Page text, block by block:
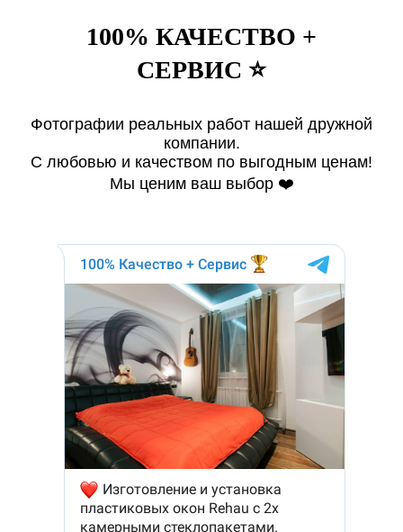
100% КАЧЕСТВО +
СЕРВИС ⭐️
Фотографии реальных работ нашей дружной
компании.
С любовью и качеством по выгодным ценам!
Мы ценим ваш выбор ❤️